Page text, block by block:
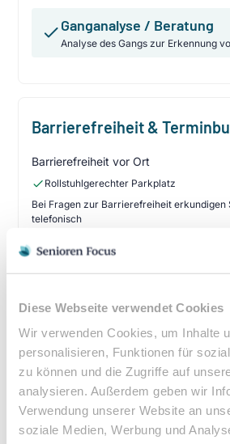
Diese Webseite verwendet Cookies
Wir verwenden Cookies, um Inhalte
personalisieren, Funktionen für
zu können und die Zugriffe auf
analysieren. Außerdem geben wir
Verwendung unserer Website an
soziale Medien, Werbung und
Ganganalyse / Beratung
Analyse des Gangs zur Erkennung
Barrierefreiheit &
Barrierefreiheit vor Ort
Rollstuhlgerechter Parkplatz
Bei Fragen zur Barrierefreiheit erkundigen
telefonisch
Kassenleistung &
Podologische Behandlungen sind bei
ärztlicher Verordnung
Heilmittelverordnung erhalten Sie von
oder Facharzt bei folgenden